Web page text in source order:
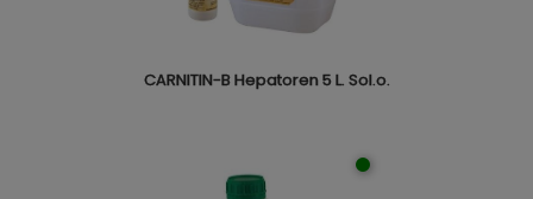
CARNITIN-B Hepatoren 5 L. Sol.o.